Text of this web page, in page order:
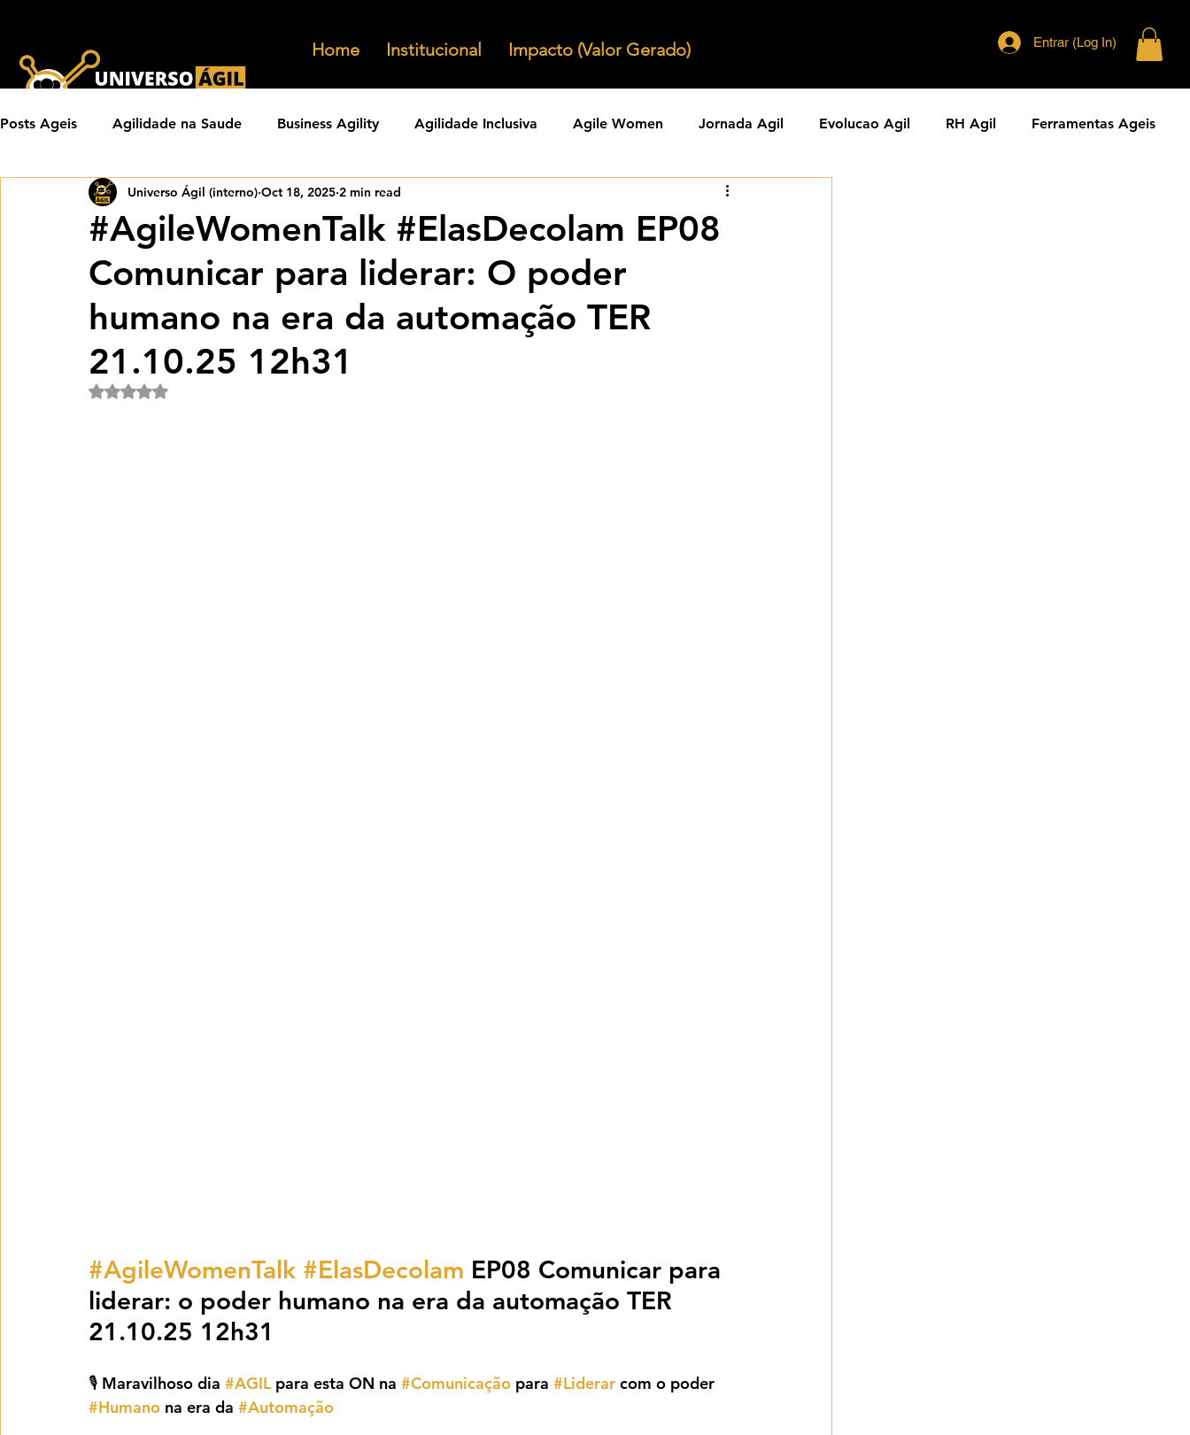
Home Institucional Impacto (Valor Gerado) Entrar (Log In)
Posts Ageis Agilidade na Saude Business Agility Agilidade Inclusiva Agile Women Jornada Agil Evolucao Agil RH Agil Ferramentas Ageis
Carreiras Ageis Agilidade em Produtos Organizacoes Ageis Jornal Agil
Eventos Ageis Agilidade Em Escala Learning Agility Comunidades Ageis
Agilidade Organizacional
#AgileWomenTalk #ElasDecolam EP08
Comunicar para liderar: O poder
humano na era da automação TER
21.10.25 12h31
Universo Ágil (interno) Oct 18, 2025 2 min read
Rated NaN out of 5 stars.
#AgileWomenTalk #ElasDecolam EP08 Comunicar para
liderar: o poder humano na era da automação TER
21.10.25 12h31
🎙️ Maravilhoso dia #AGIL para esta ON na #Comunicação para #Liderar com o poder
#Humano na era da #Automação